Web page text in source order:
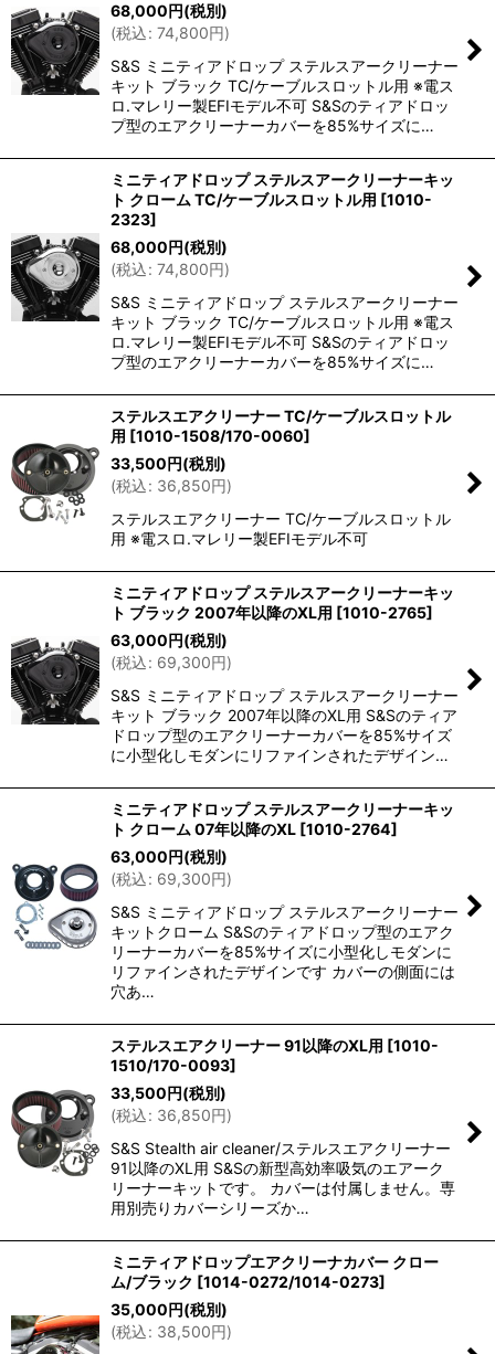
68,000円(税別)
(税込: 74,800円)
S&S ミニティアドロップ ステルスアークリーナー
キット ブラック TC/ケーブルスロットル用 ※電ス
ロ.マレリー製EFIモデル不可 S&Sのティアドロッ
プ型のエアクリーナーカバーを85%サイズに…
ミニティアドロップ ステルスアークリーナーキッ
ト クローム TC/ケーブルスロットル用 [1010-
2323]
68,000円(税別)
(税込: 74,800円)
S&S ミニティアドロップ ステルスアークリーナー
キット ブラック TC/ケーブルスロットル用 ※電ス
ロ.マレリー製EFIモデル不可 S&Sのティアドロッ
プ型のエアクリーナーカバーを85%サイズに…
ステルスエアクリーナー TC/ケーブルスロットル
用 [1010-1508/170-0060]
33,500円(税別)
(税込: 36,850円)
ステルスエアクリーナー TC/ケーブルスロットル
用 ※電スロ.マレリー製EFIモデル不可
ミニティアドロップ ステルスアークリーナーキッ
ト ブラック 2007年以降のXL用 [1010-2765]
63,000円(税別)
(税込: 69,300円)
S&S ミニティアドロップ ステルスアークリーナー
キット ブラック 2007年以降のXL用 S&Sのティア
ドロップ型のエアクリーナーカバーを85%サイズ
に小型化しモダンにリファインされたデザイン…
ミニティアドロップ ステルスアークリーナーキッ
ト クローム 07年以降のXL [1010-2764]
63,000円(税別)
(税込: 69,300円)
S&S ミニティアドロップ ステルスアークリーナー
キットクローム S&Sのティアドロップ型のエアク
リーナーカバーを85%サイズに小型化しモダンに
リファインされたデザインです カバーの側面には
穴あ…
ステルスエアクリーナー 91以降のXL用 [1010-
1510/170-0093]
33,500円(税別)
(税込: 36,850円)
S&S Stealth air cleaner/ステルスエアクリーナー
91以降のXL用 S&Sの新型高効率吸気のエアーク
リーナーキットです。 カバーは付属しません。専
用別売りカバーシリーズか…
ミニティアドロップエアクリーナカバー クロー
ム/ブラック [1014-0272/1014-0273]
35,000円(税別)
(税込: 38,500円)